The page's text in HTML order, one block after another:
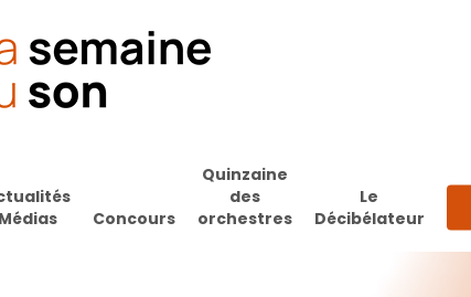
Médias
Concours
Quinzaine
des
orchestres
Le
Décibélateur